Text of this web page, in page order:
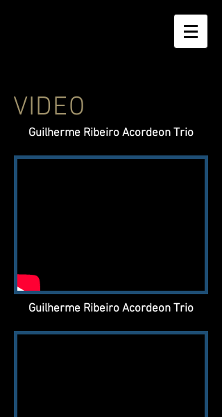
VIDEO
Guilherme Ribeiro Acordeon Trio
Guilherme Ribeiro Acordeon Trio